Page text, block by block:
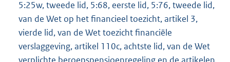
5:25w, tweede lid, 5:68, eerste lid, 5:76, tweede lid,
van de Wet op het financieel toezicht, artikel 3,
vierde lid, van de Wet toezicht financiële
verslaggeving, artikel 110c, achtste lid, van de Wet